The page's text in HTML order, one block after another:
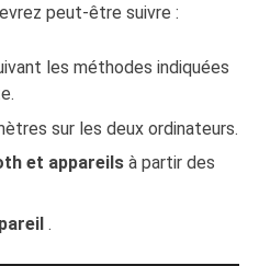
peut-être suivre :
les méthodes indiquées
sur les deux ordinateurs.
et appareils à partir des
.